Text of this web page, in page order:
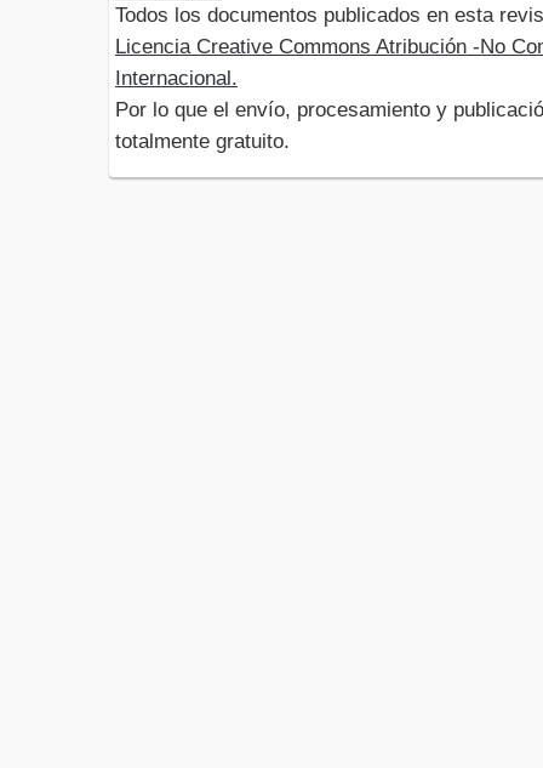
Todos los documentos publicados en esta
Licencia Creative Commons Atribución -No
Internacional.
Por lo que el envío, procesamiento y
totalmente gratuito.